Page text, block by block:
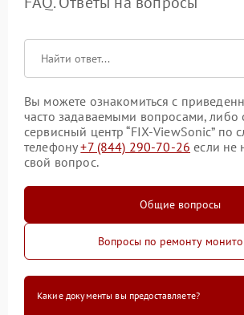
Вы можете ознакомиться с
часто задаваемыми вопросами, либо
сервисный центр “FIX-ViewSonic” по
телефону+7 (844) 290-70-26 если не
свой вопрос.
Общие вопросы
Вопросы по ремонту
Какие документы вы предоставляете?